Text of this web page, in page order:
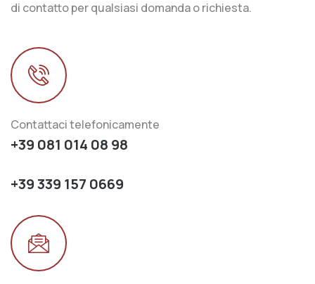
di contatto per qualsiasi domanda o richiesta.
Contattaci telefonicamente
+39 081 014 08 98
+39 339 157 0669